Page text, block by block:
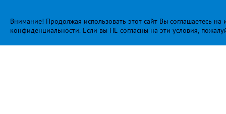
Внимание! Продолжая использовать этот сайт Вы соглашаетесь
конфиденциальности. Если вы НЕ согласны на эти условия,